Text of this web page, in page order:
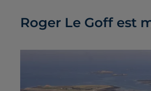
Roger Le Goff est